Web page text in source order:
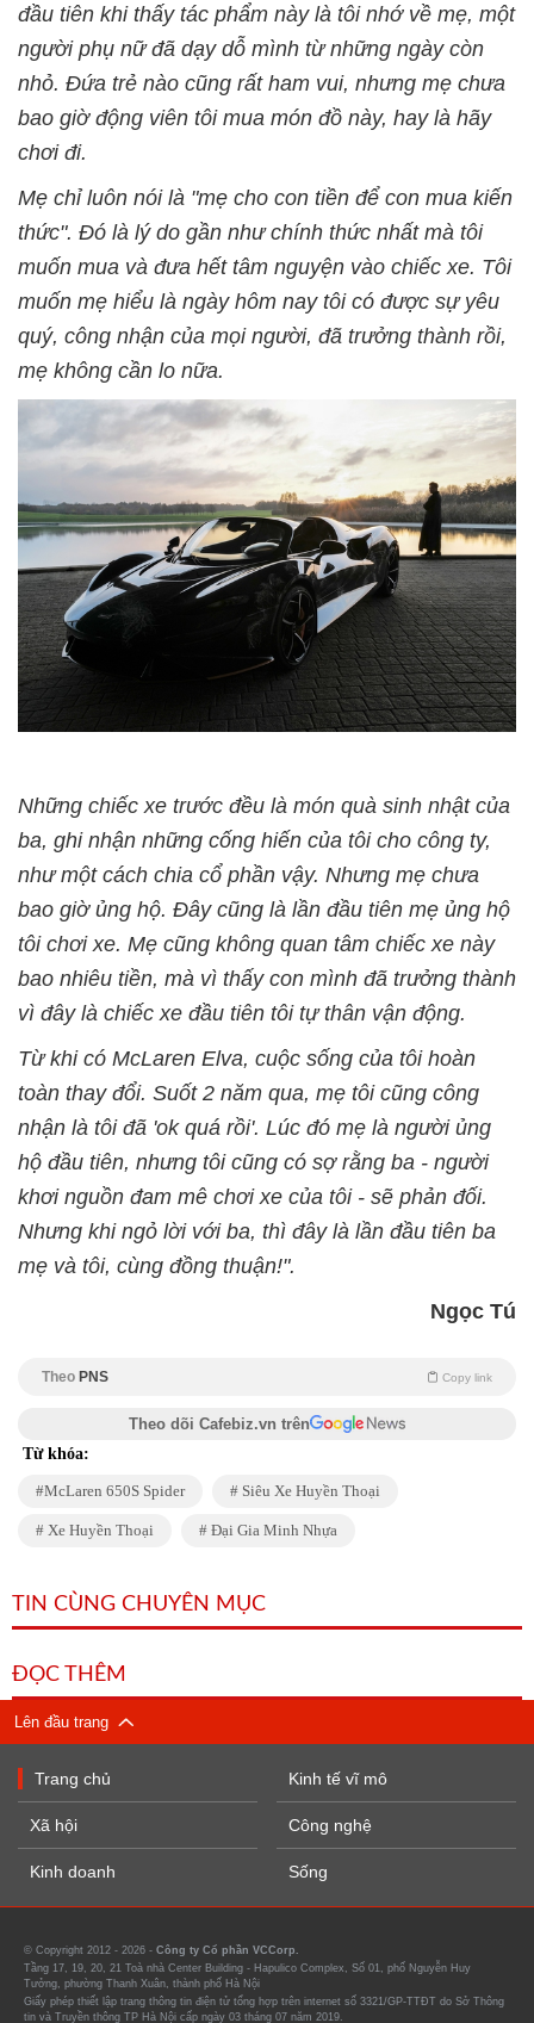
đầu tiên khi thấy tác phẩm này là tôi nhớ về mẹ, một
người phụ nữ đã dạy dỗ mình từ những ngày còn
nhỏ. Đứa trẻ nào cũng rất ham vui, nhưng mẹ chưa
bao giờ động viên tôi mua món đồ này, hay là hãy
chơi đi.
Mẹ chỉ luôn nói là "mẹ cho con tiền để con mua kiến
thức". Đó là lý do gần như chính thức nhất mà tôi
muốn mua và đưa hết tâm nguyện vào chiếc xe. Tôi
muốn mẹ hiểu là ngày hôm nay tôi có được sự yêu
quý, công nhận của mọi người, đã trưởng thành rồi,
mẹ không cần lo nữa.
Những chiếc xe trước đều là món quà sinh nhật của
ba, ghi nhận những cống hiến của tôi cho công ty,
như một cách chia cổ phần vậy. Nhưng mẹ chưa
bao giờ ủng hộ. Đây cũng là lần đầu tiên mẹ ủng hộ
tôi chơi xe. Mẹ cũng không quan tâm chiếc xe này
bao nhiêu tiền, mà vì thấy con mình đã trưởng thành
vì đây là chiếc xe đầu tiên tôi tự thân vận động.
Từ khi có McLaren Elva, cuộc sống của tôi hoàn
toàn thay đổi. Suốt 2 năm qua, mẹ tôi cũng công
nhận là tôi đã 'ok quá rồi'. Lúc đó mẹ là người ủng
hộ đầu tiên, nhưng tôi cũng có sợ rằng ba - người
khơi nguồn đam mê chơi xe của tôi - sẽ phản đối.
Nhưng khi ngỏ lời với ba, thì đây là lần đầu tiên ba
mẹ và tôi, cùng đồng thuận!".
Ngọc Tú
Theo PNS Copy link
Theo dõi Cafebiz.vn trên
Từ khóa:
McLaren 650S Spider Siêu Xe Huyền Thoại
Xe Huyền Thoại Đại Gia Minh Nhựa
TIN CÙNG CHUYÊN MỤC
ĐỌC THÊM
Lên đầu trang
Trang chủ
Xã hội
Kinh doanh
Kinh tế vĩ mô
Công nghệ
Sống
© Copyright 2012 - 2026 - Công ty Cổ phần VCCorp.
Tầng 17, 19, 20, 21 Toà nhà Center Building - Hapulico Complex, Số 01, phố Nguyễn Huy
Tưởng, phường Thanh Xuân, thành phố Hà Nội
Giấy phép thiết lập trang thông tin điện tử tổng hợp trên internet số 3321/GP-TTĐT do Sở Thông
tin và Truyền thông TP Hà Nội cấp ngày 03 tháng 07 năm 2019.